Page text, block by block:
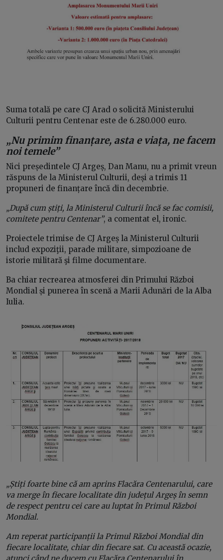
Suma totală pe care CJ Arad o solicită Ministerului
Culturii pentru Centenar este de 6.280.000 euro.
„Nu primim finanțare, asta e viața, ne facem
noi temele”
Nici președintele CJ Argeș, Dan Manu, nu a primit vreun
răspuns de la Ministerul Culturii, deși a trimis 11
propuneri de finanțare încă din decembrie.
„După cum știți, la Ministerul Culturii încă se fac comisii,
comitete pentru Centenar”, a comentat el, ironic.
Proiectele trimise de CJ Argeș la Ministerul Culturii
includ expoziţii, parade militare, simpozioane de
istorie militară şi filme documentare.
Ba chiar recrearea atmosferei din Primului Război
Mondial și punerea în scenă a Marii Adunări de la Alba
Iulia.
„Știți foarte bine că am aprins Flacăra Centenarului, care
va merge în fiecare localitate din județul Argeș în semn
de respect pentru cei care au luptat în Primul Război
Mondial.
Am reperat participanții la Primul Război Mondial din
fiecare localitate, chiar din fiecare sat. Cu această ocazie,